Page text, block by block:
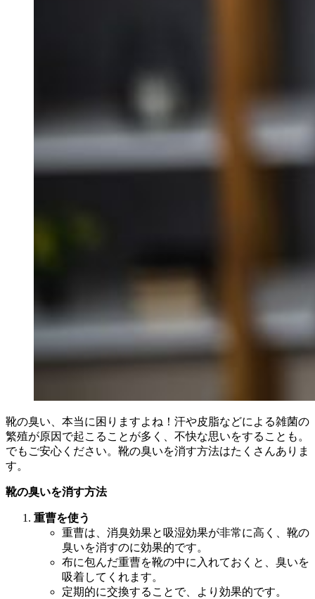
靴の臭い、本当に困りますよね！汗や皮脂などによる雑菌の
繁殖が原因で起こることが多く、不快な思いをすることも。
でもご安心ください。靴の臭いを消す方法はたくさんありま
す。
靴の臭いを消す方法
重曹を使う
重曹は、消臭効果と吸湿効果が非常に高く、靴の
臭いを消すのに効果的です。
布に包んだ重曹を靴の中に入れておくと、臭いを
吸着してくれます。
定期的に交換することで、より効果的です。